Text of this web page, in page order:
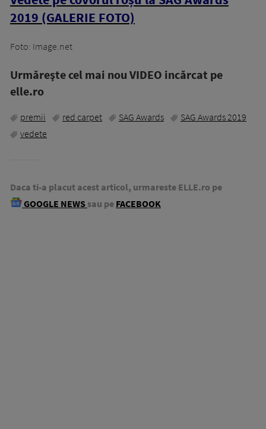
2019 (GALERIE FOTO)
Foto: Image.net
Urmăreşte cel mai nou VIDEO incărcat pe
elle.ro
premii red carpet SAG Awards
SAG Awards 2019
vedete
Daca ti-a placut acest articol, urmareste ELLE.ro pe
GOOGLE NEWS sau pe FACEBOOK